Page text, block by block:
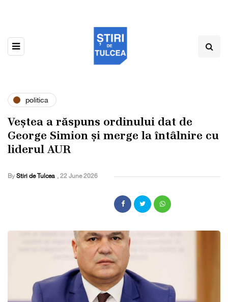
politica
Veștea a răspuns ordinului dat de
George Simion și merge la întâlnire cu
liderul AUR
By Stiri de Tulcea , 22 June 2026